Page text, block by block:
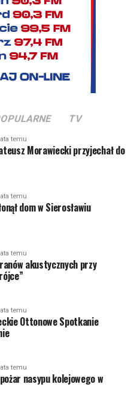
TV
temu
Morawiecki przyjechał do
temu
dom w Sierosławiu
temu
akustycznych przy
temu
Ottonowe Spotkanie
temu
nasypu kolejowego w